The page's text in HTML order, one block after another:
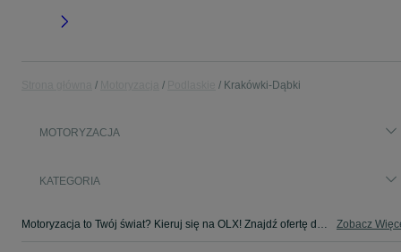
Krakówki-Dąbki
MOTORYZACJA
KATEGORIA
Motoryzacja to Twój świat? Kieruj się na OLX! Znajdź ofertę dla siebie w kategorii Motoryzacja na OLX - Krakówki-Dąbki i okolice! Zobacz